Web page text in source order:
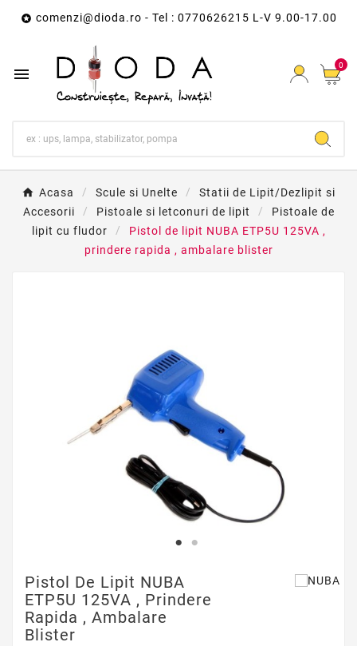
 comenzi@dioda.ro - Tel : 0770626215 L-V 9.00-17.00
 0
Acasa Scule si Unelte
Statii de Lipit/Dezlipit si
Accesorii
Pistoale si letconuri de lipit
Pistoale de
lipit cu fludor
Pistol de lipit NUBA ETP5U 125VA ,
prindere rapida , ambalare blister
Pistol De Lipit NUBA
ETP5U 125VA , Prindere
Rapida , Ambalare
Blister